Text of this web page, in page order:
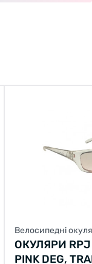
Велосипедні
ОКУЛЯРИ RPJ
PINK DEG,